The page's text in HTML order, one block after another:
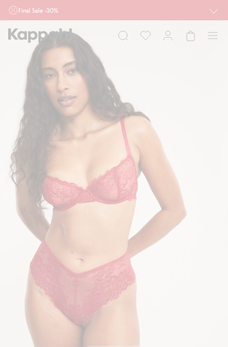
Final Sale -30%
działu outlet do 10.8 w sklepach Kappahl i Newbie oraz na kappahl.com. Ofert
nie łączymy
Kobieta Mężczyzna
Newbie